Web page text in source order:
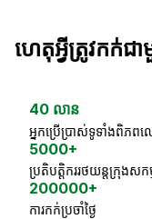
ហេតុអ្វីត្រូវកក់
40 លាន
អ្នកប្រើប្រាស់ទូទាំងពិភព
5000+
ប្រតិបត្តិកររថយន្តក្រុងសក
200000+
ការកក់ប្រចាំថ្ងៃ